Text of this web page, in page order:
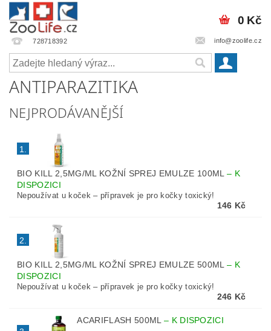
728718392 info@zoolife.cz
0 Kč
ANTIPARAZITIKA
NEJPRODÁVANĚJŠÍ
1.
BIO KILL 2,5MG/ML KOŽNÍ SPREJ EMULZE 100ML – K
DISPOZICI
Nepoužívat u koček – přípravek je pro kočky toxický!
146 Kč
2.
BIO KILL 2,5MG/ML KOŽNÍ SPREJ EMULZE 500ML – K
DISPOZICI
Nepoužívat u koček – přípravek je pro kočky toxický!
246 Kč
ACARIFLASH 500ML – K DISPOZICI